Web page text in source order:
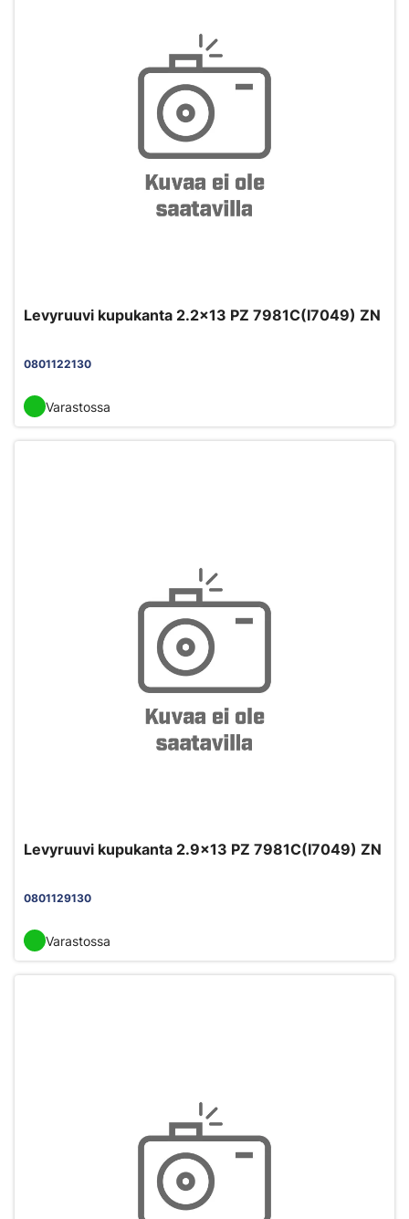
Levyruuvi kupukanta 2.2x13 PZ 7981C(I7049) ZN
0801122130
Varastossa
Levyruuvi kupukanta 2.9x13 PZ 7981C(I7049) ZN
0801129130
Varastossa